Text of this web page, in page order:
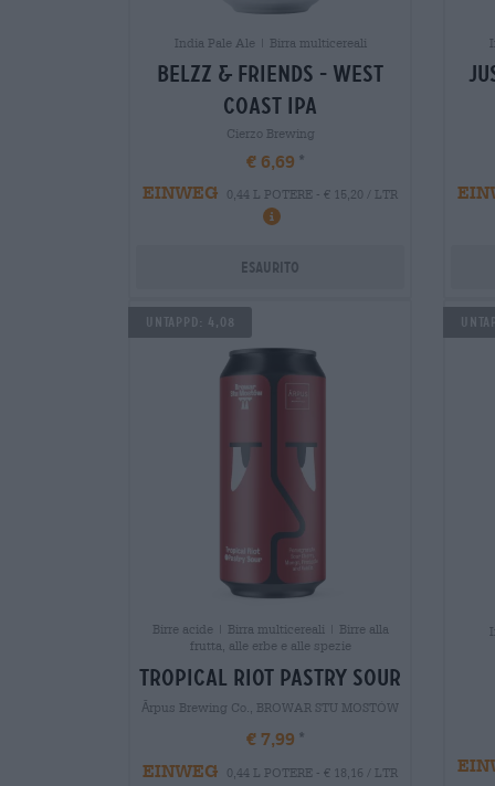
India Pale Ale | Birra multicereali
belzz & friends - west
coast ipa
Cierzo Brewing
€ 6,69
EINWEG
0,44 L POTERE - € 15,20 / LTR
Esaurito
Untappd: 4,08
Birre acide | Birra multicereali | Birre alla
frutta, alle erbe e alle spezie
tropical riot pastry sour
Ārpus Brewing Co., BROWAR STU MOSTÓW
€ 7,99
EINWEG
0,44 L POTERE - € 18,16 / LTR